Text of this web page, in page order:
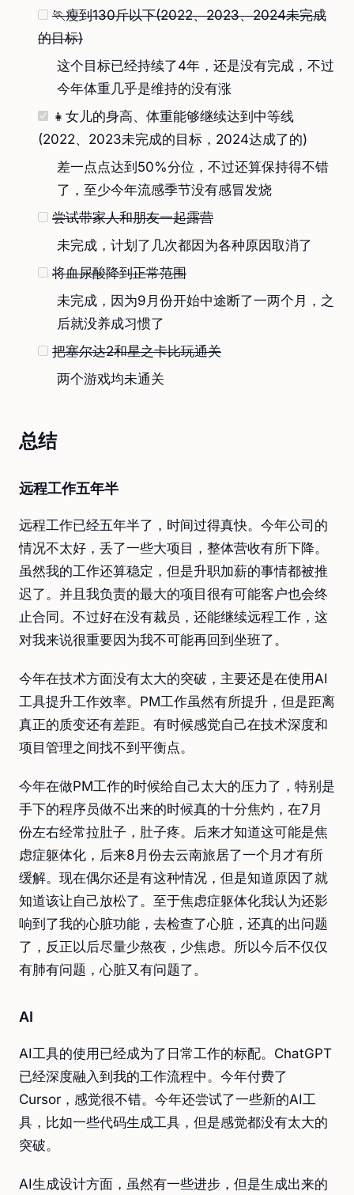
🏃瘦到130斤以下(2022、2023、2024未完成
的目标)
这个目标已经持续了4年，还是没有完成，不过
今年体重几乎是维持的没有涨
👧女儿的身高、体重能够继续达到中等线
(2022、2023未完成的目标，2024达成了的)
差一点点达到50%分位，不过还算保持得不错
了，至少今年流感季节没有感冒发烧
尝试带家人和朋友一起露营
未完成，计划了几次都因为各种原因取消了
将血尿酸降到正常范围
未完成，因为9月份开始中途断了一两个月，之
后就没养成习惯了
把塞尔达2和星之卡比玩通关
两个游戏均未通关
总结
远程工作五年半
远程工作已经五年半了，时间过得真快。今年公司的
情况不太好，丢了一些大项目，整体营收有所下降。
虽然我的工作还算稳定，但是升职加薪的事情都被推
迟了。并且我负责的最大的项目很有可能客户也会终
止合同。不过好在没有裁员，还能继续远程工作，这
对我来说很重要因为我不可能再回到坐班了。
今年在技术方面没有太大的突破，主要还是在使用AI
工具提升工作效率。PM工作虽然有所提升，但是距离
真正的质变还有差距。有时候感觉自己在技术深度和
项目管理之间找不到平衡点。
今年在做PM工作的时候给自己太大的压力了，特别是
手下的程序员做不出来的时候真的十分焦灼，在7月
份左右经常拉肚子，肚子疼。后来才知道这可能是焦
虑症躯体化，后来8月份去云南旅居了一个月才有所
缓解。现在偶尔还是有这种情况，但是知道原因了就
知道该让自己放松了。至于焦虑症躯体化我认为还影
响到了我的心脏功能，去检查了心脏，还真的出问题
了，反正以后尽量少熬夜，少焦虑。所以今后不仅仅
有肺有问题，心脏又有问题了。
AI
AI工具的使用已经成为了日常工作的标配。ChatGPT
已经深度融入到我的工作流程中。今年付费了
Cursor，感觉很不错。今年还尝试了一些新的AI工
具，比如一些代码生成工具，但是感觉都没有太大的
突破。
AI生成设计方面，虽然有一些进步，但是生成出来的